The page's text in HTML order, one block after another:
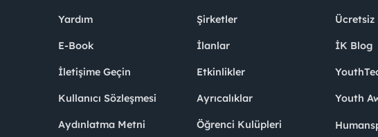
Yardım
E-Book
İletişime Geçin
Kullanıcı Sözleşmesi
Aydınlatma Metni
Şirketler
İlanlar
Etkinlikler
Ayrıcalıklar
Öğrenci Kulüpleri
Ücretsiz
İK Blog
Youth